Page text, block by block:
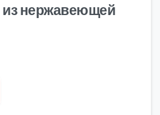
нержавеющей